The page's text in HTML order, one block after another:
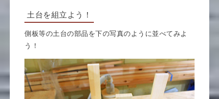
土台を組立よう！
側板等の土台の部品を下の写真のように並べてみよ
う！